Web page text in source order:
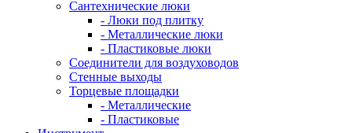
Сантехнические люки
- Люки под плитку
- Металлические люки
- Пластиковые люки
Соединители для воздуховодов
Стенные выходы
Торцевые площадки
- Металлические
- Пластиковые